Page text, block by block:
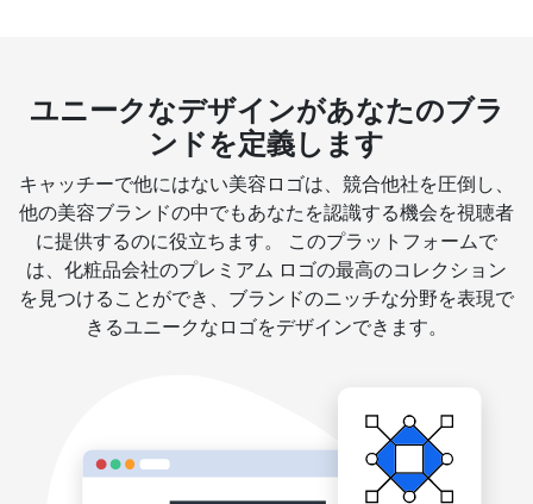
ユニークなデザインがあなたのブラ
ンドを定義します
キャッチーで他にはない美容ロゴは、競合他社を圧倒し、
他の美容ブランドの中でもあなたを認識する機会を視聴者
に提供するのに役立ちます。 このプラットフォームで
は、化粧品会社のプレミアム ロゴの最高のコレクション
を見つけることができ、ブランドのニッチな分野を表現で
きるユニークなロゴをデザインできます。